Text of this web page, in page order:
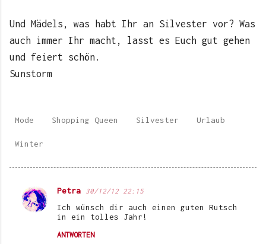
Und Mädels, was habt Ihr an Silvester vor? Was
auch immer Ihr macht, lasst es Euch gut gehen
und feiert schön.
Sunstorm
Mode Shopping Queen Silvester Urlaub
Winter
K
Petra 30/12/12 22:15
Ich wünsch dir auch einen guten Rutsch
in ein tolles Jahr!
ANTWORTEN